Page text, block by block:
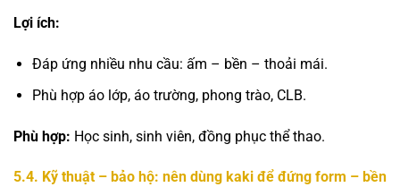
Lợi ích:
Đáp ứng nhiều nhu cầu: ấm – bền – thoải mái.
Phù hợp áo lớp, áo trường, phong trào, CLB.
Phù hợp: Học sinh, sinh viên, đồng phục thể thao.
5.4. Kỹ thuật – bảo hộ: nên dùng kaki để đứng form – bền